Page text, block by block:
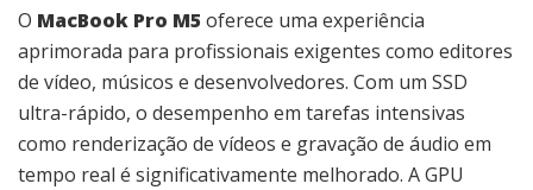
O MacBook Pro M5 oferece uma experiência
aprimorada para profissionais exigentes como editores
de vídeo, músicos e desenvolvedores. Com um SSD
ultra-rápido, o desempenho em tarefas intensivas
como renderização de vídeos e gravação de áudio em
tempo real é significativamente melhorado. A GPU